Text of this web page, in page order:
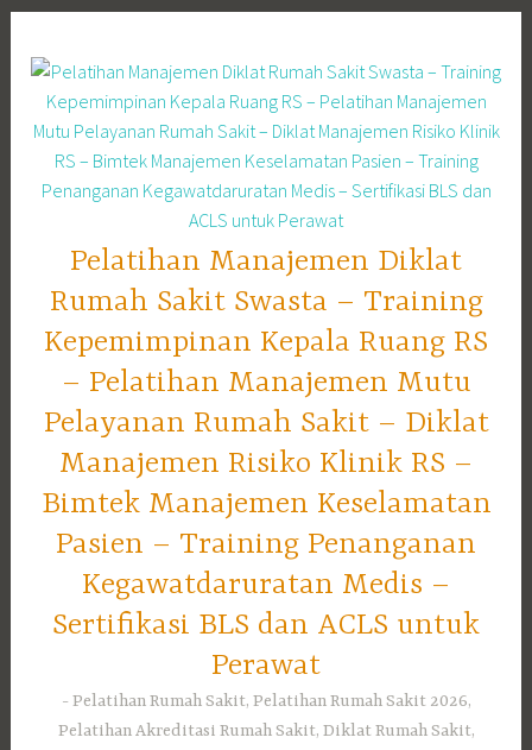
Skip
content
Pelatihan Manajemen Diklat
Rumah Sakit Swasta – Training
Kepemimpinan Kepala Ruang RS
– Pelatihan Manajemen Mutu
Pelayanan Rumah Sakit – Diklat
Manajemen Risiko Klinik RS –
Bimtek Manajemen Keselamatan
Pasien – Training Penanganan
Kegawatdaruratan Medis –
Sertifikasi BLS dan ACLS untuk
Perawat
Pelatihan Rumah Sakit, Pelatihan Rumah Sakit 2026,
Pelatihan Akreditasi Rumah Sakit, Diklat Rumah Sakit,